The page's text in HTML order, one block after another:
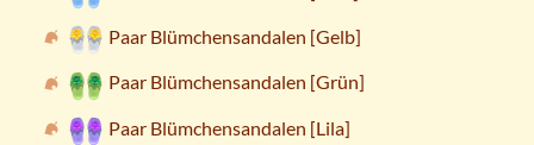
Paar Blümchensandalen [Gelb]
Paar Blümchensandalen [Grün]
Paar Blümchensandalen [Lila]